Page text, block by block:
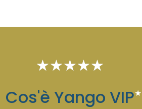
★★★★★
Cos'è Yango VIP★